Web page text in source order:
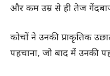
और कम उम्र से ही तेज
कोचों ने उनकी प्राकृतिक
पहचाना, जो बाद में उनकी